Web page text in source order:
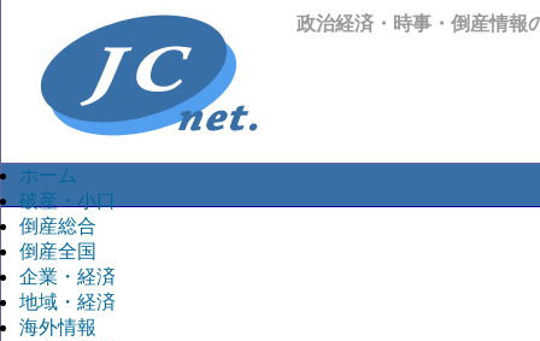
政治経済・時事・倒産情報
ホーム
破産・小口
倒産総合
倒産全国
企業・経済
地域・経済
海外情報